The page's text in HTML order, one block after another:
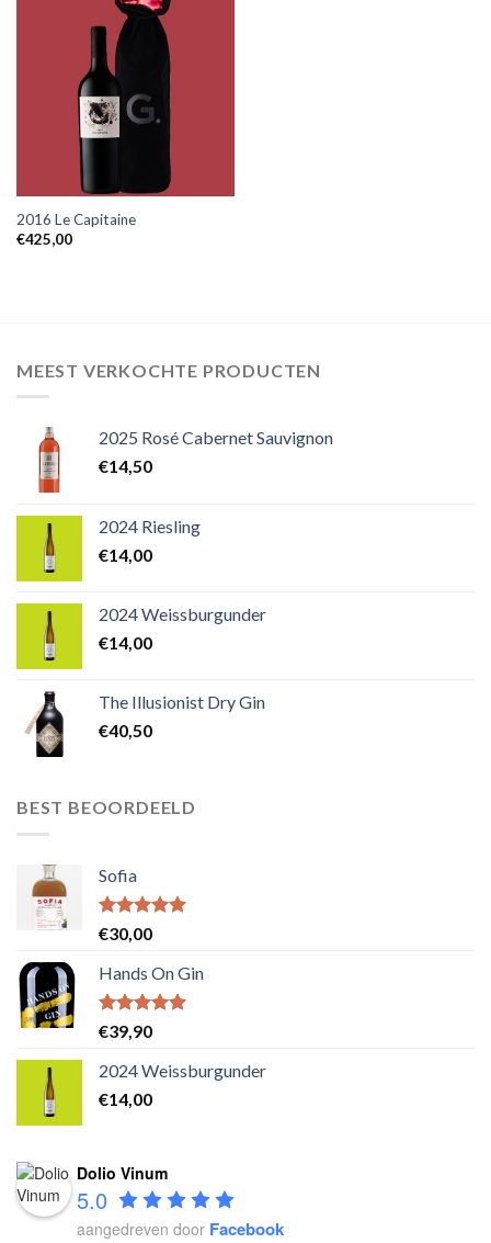
2016 Le Capitaine
€425,00
MEEST VERKOCHTE PRODUCTEN
2025 Rosé Cabernet Sauvignon
€14,50
2024 Riesling
€14,00
2024 Weissburgunder
€14,00
The Illusionist Dry Gin
€40,50
BEST BEOORDEELD
Sofia
Waardering
5.00uit 5
€30,00
Hands On Gin
Waardering
5.00uit 5
€39,90
2024 Weissburgunder
€14,00
Dolio Vinum
5.0
aangedreven door Facebook